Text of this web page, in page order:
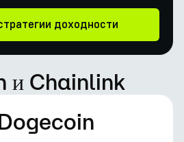
доходности
и Chainlink